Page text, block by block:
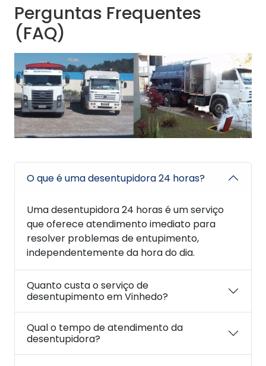
Perguntas Frequentes
(FAQ)
O que é uma desentupidora 24 horas?
Uma desentupidora 24 horas é um serviço
que oferece atendimento imediato para
resolver problemas de entupimento,
independentemente da hora do dia.
Quanto custa o serviço de
desentupimento em Vinhedo?
Qual o tempo de atendimento da
desentupidora?